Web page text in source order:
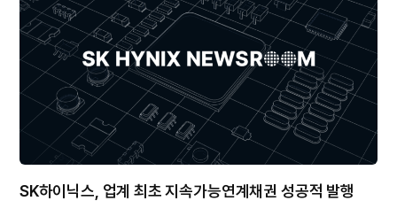
SK하이닉스, 업계 최초 지속가능연계채권 성공적 발행